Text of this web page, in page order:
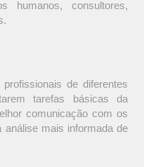
humanos, consultores,
de diferentes
tarefas básicas da
comunicação com os
análise mais informada de